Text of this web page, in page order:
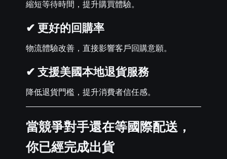
縮短等待時間，提升購買體驗。
✔ 更好的回購率
物流體驗改善，直接影響客戶回購意願。
✔ 支援美國本地退貨服務
降低退貨門檻，提升消費者信任感。
當競爭對手還在等國際配送，
你已經完成出貨